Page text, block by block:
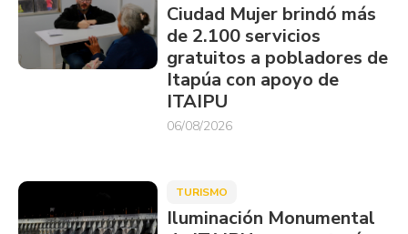
Ciudad Mujer brindó más
de 2.100 servicios
gratuitos a pobladores de
Itapúa con apoyo de
ITAIPU
06/08/2026
TURISMO
Iluminación Monumental